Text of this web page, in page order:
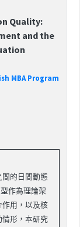
Quality:
and the
MBA Program
的日間動態
作為理論架
用，以及核
形，本研究